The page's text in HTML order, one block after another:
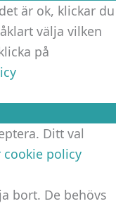
är ok, klickar du
välja vilken
på
Ditt val
cookie policy
bort. De behövs